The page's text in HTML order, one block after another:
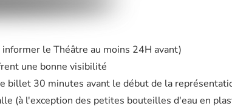
le Théâtre au moins 24H avant)
une bonne visibilité
billet 30 minutes avant le début de la
(à l'exception des petites bouteilles d'eau en